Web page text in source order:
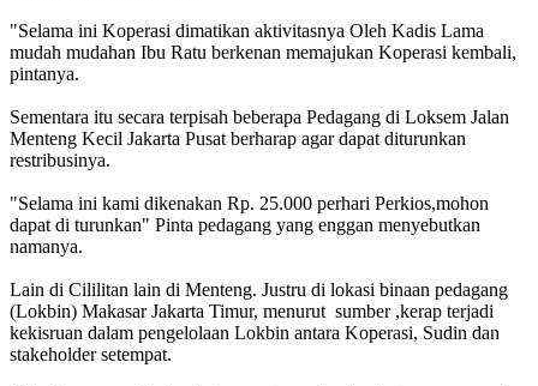
"Selama ini Koperasi dimatikan aktivitasnya Oleh Kadis Lama
mudah mudahan Ibu Ratu berkenan memajukan Koperasi kembali,
pintanya.
Sementara itu secara terpisah beberapa Pedagang di Loksem Jalan
Menteng Kecil Jakarta Pusat berharap agar dapat diturunkan
restribusinya.
"Selama ini kami dikenakan Rp. 25.000 perhari Perkios,mohon
dapat di turunkan" Pinta pedagang yang enggan menyebutkan
namanya.
Lain di Cililitan lain di Menteng. Justru di lokasi binaan pedagang
(Lokbin) Makasar Jakarta Timur, menurut sumber ,kerap terjadi
kekisruan dalam pengelolaan Lokbin antara Koperasi, Sudin dan
stakeholder setempat.